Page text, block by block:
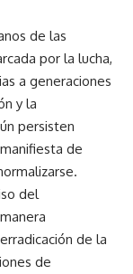
de las
por la lucha,
a generaciones
y la
persisten
de
del
de la
de